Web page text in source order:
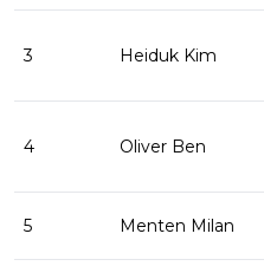
3 Heiduk Kim
4 Oliver Ben
5 Menten Milan